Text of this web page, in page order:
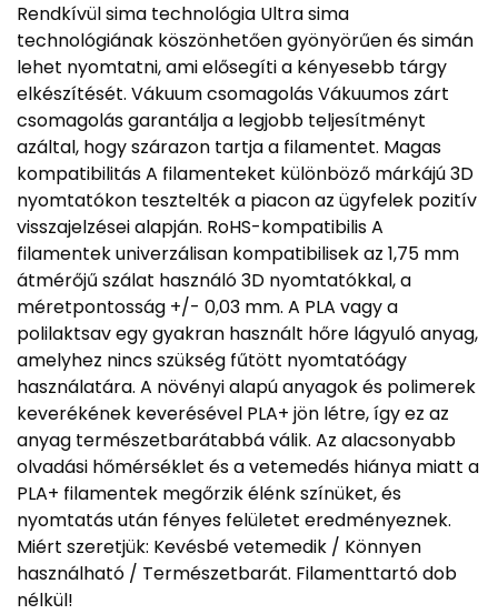
Rendkívül sima technológia Ultra sima
technológiának köszönhetően gyönyörűen és simán
lehet nyomtatni, ami elősegíti a kényesebb tárgy
elkészítését. Vákuum csomagolás Vákuumos zárt
csomagolás garantálja a legjobb teljesítményt
azáltal, hogy szárazon tartja a filamentet. Magas
kompatibilitás A filamenteket különböző márkájú 3D
nyomtatókon tesztelték a piacon az ügyfelek pozitív
visszajelzései alapján. RoHS-kompatibilis A
filamentek univerzálisan kompatibilisek az 1,75 mm
átmérőjű szálat használó 3D nyomtatókkal, a
méretpontosság +/- 0,03 mm. A PLA vagy a
polilaktsav egy gyakran használt hőre lágyuló anyag,
amelyhez nincs szükség fűtött nyomtatóágy
használatára. A növényi alapú anyagok és polimerek
keverékének keverésével PLA+ jön létre, így ez az
anyag természetbarátabbá válik. Az alacsonyabb
olvadási hőmérséklet és a vetemedés hiánya miatt a
PLA+ filamentek megőrzik élénk színüket, és
nyomtatás után fényes felületet eredményeznek.
Miért szeretjük: Kevésbé vetemedik / Könnyen
használható / Természetbarát. Filamenttartó dob
nélkül!